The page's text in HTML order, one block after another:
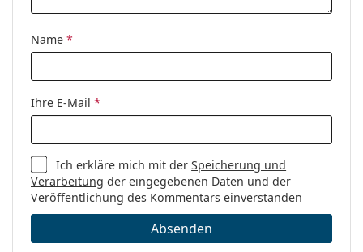
Es ist ein Medizinprodukt. Lesen Sie vor dem Gebrauch
Marke:
Vogue
Code:
Name *
Ihre E-Mail *
Ich erkläre mich mit derSpeicherung und
Verarbeitung der eingegebenen Daten und der
Veröffentlichung des Kommentars einverstanden
Absenden